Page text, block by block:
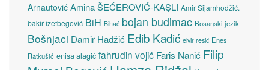
Arnautović Amina ŠEĆEROVIĆ-KAŞLI Amir Sijamhodžić.
bakir izetbegović BiH Bihać bojan budimac Bosanski jezik
Bošnjaci Damir Hadžić Edib Kadić elvir resić Enes
Ratkušić enisa alagić fahrudin vojić Faris Nanić Filip